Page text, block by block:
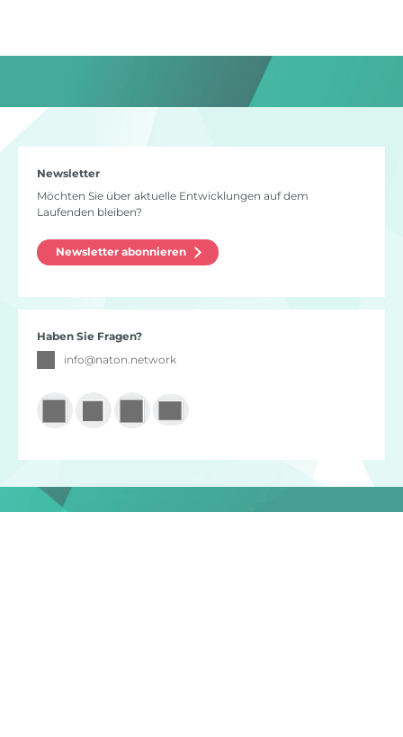
Newsletter
Möchten Sie über aktuelle Entwicklungen auf dem
Laufenden bleiben?
Newsletter abonnieren
Haben Sie Fragen?
info@naton.network